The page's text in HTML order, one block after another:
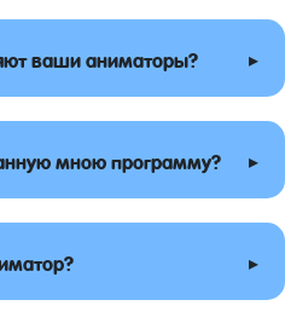
ваши аниматоры? ▸
мною программу? ▸
▸